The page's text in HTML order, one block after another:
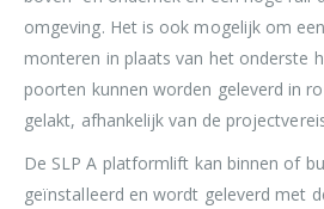
omgeving. Het is ook mogelijk om
monteren in plaats van het onderste
poorten kunnen worden geleverd in
gelakt, afhankelijk van de
De SLP A platformlift kan binnen of
geïnstalleerd en wordt geleverd met